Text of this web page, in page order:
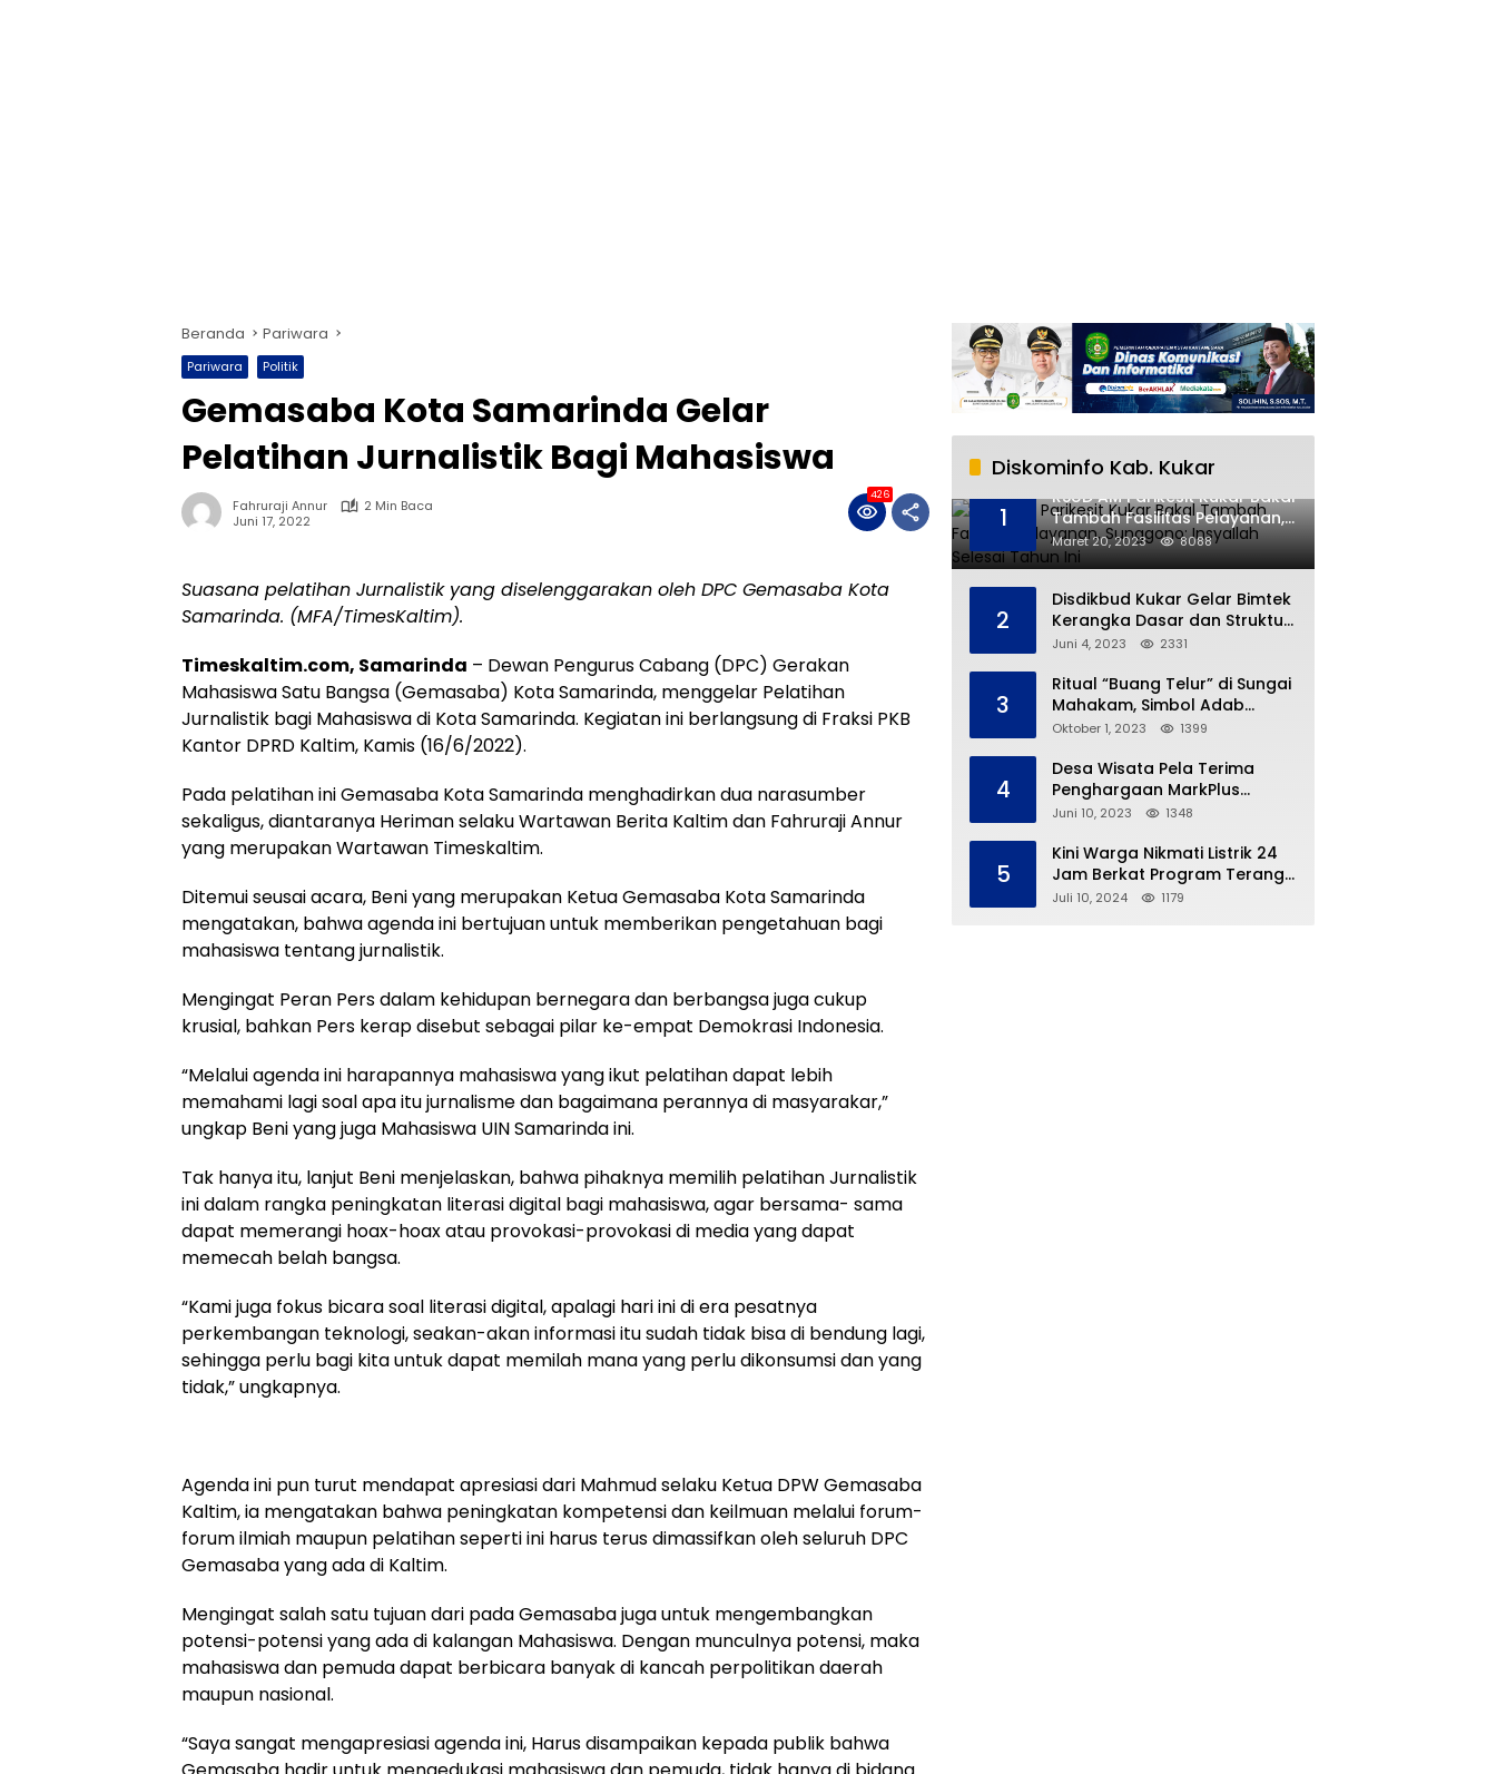
Beranda Pariwara
Pariwara Politik
Gemasaba Kota Samarinda Gelar
Pelatihan Jurnalistik Bagi Mahasiswa
Fahruraji Annur
2 Min Baca
Juni 17, 2022
426
Suasana pelatihan Jurnalistik yang diselenggarakan oleh DPC Gemasaba Kota
Samarinda. (MFA/TimesKaltim).
Timeskaltim.com, Samarinda – Dewan Pengurus Cabang (DPC) Gerakan
Mahasiswa Satu Bangsa (Gemasaba) Kota Samarinda, menggelar Pelatihan
Jurnalistik bagi Mahasiswa di Kota Samarinda. Kegiatan ini berlangsung di Fraksi PKB
Kantor DPRD Kaltim, Kamis (16/6/2022).
Pada pelatihan ini Gemasaba Kota Samarinda menghadirkan dua narasumber
sekaligus, diantaranya Heriman selaku Wartawan Berita Kaltim dan Fahruraji Annur
yang merupakan Wartawan Timeskaltim.
Ditemui seusai acara, Beni yang merupakan Ketua Gemasaba Kota Samarinda
mengatakan, bahwa agenda ini bertujuan untuk memberikan pengetahuan bagi
mahasiswa tentang jurnalistik.
Mengingat Peran Pers dalam kehidupan bernegara dan berbangsa juga cukup
krusial, bahkan Pers kerap disebut sebagai pilar ke-empat Demokrasi Indonesia.
“Melalui agenda ini harapannya mahasiswa yang ikut pelatihan dapat lebih
memahami lagi soal apa itu jurnalisme dan bagaimana perannya di masyarakar,”
ungkap Beni yang juga Mahasiswa UIN Samarinda ini.
Tak hanya itu, lanjut Beni menjelaskan, bahwa pihaknya memilih pelatihan Jurnalistik
ini dalam rangka peningkatan literasi digital bagi mahasiswa, agar bersama- sama
dapat memerangi hoax-hoax atau provokasi-provokasi di media yang dapat
memecah belah bangsa.
“Kami juga fokus bicara soal literasi digital, apalagi hari ini di era pesatnya
perkembangan teknologi, seakan-akan informasi itu sudah tidak bisa di bendung lagi,
sehingga perlu bagi kita untuk dapat memilah mana yang perlu dikonsumsi dan yang
tidak,” ungkapnya.
Agenda ini pun turut mendapat apresiasi dari Mahmud selaku Ketua DPW Gemasaba
Kaltim, ia mengatakan bahwa peningkatan kompetensi dan keilmuan melalui forum-
forum ilmiah maupun pelatihan seperti ini harus terus dimassifkan oleh seluruh DPC
Gemasaba yang ada di Kaltim.
Mengingat salah satu tujuan dari pada Gemasaba juga untuk mengembangkan
potensi-potensi yang ada di kalangan Mahasiswa. Dengan munculnya potensi, maka
mahasiswa dan pemuda dapat berbicara banyak di kancah perpolitikan daerah
maupun nasional.
“Saya sangat mengapresiasi agenda ini, Harus disampaikan kepada publik bahwa
Diskominfo Kab. Kukar
1
RSUD AM Parikesit Kukar Bakal
Tambah Fasilitas Pelayanan,
Sunggono: Insyallah Selesai
Tahun Ini
Maret 20, 2023 8088
2
Disdikbud Kukar Gelar Bimtek
Kerangka Dasar dan Struktur
Kurikulum Merdeka
Juni 4, 2023 2331
3
Ritual “Buang Telur” di Sungai
Mahakam, Simbol Adab
Tradisi Ngulur Naga
Oktober 1, 2023 1399
4
Desa Wisata Pela Terima
Penghargaan MarkPlus
Tourism
Juni 10, 2023 1348
5
Kini Warga Nikmati Listrik 24
Jam Berkat Program Terang
Kampung Ku
Juli 10, 2024 1179